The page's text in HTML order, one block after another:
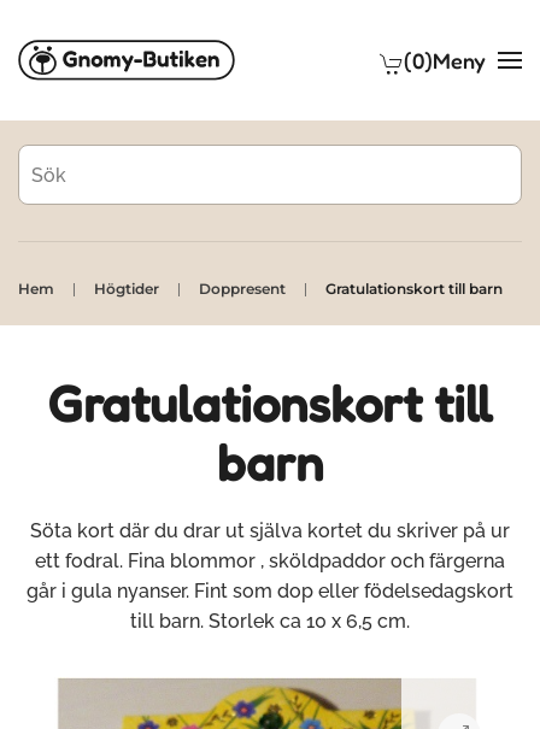
Skip to main content (0)Meny
Hem Högtider Doppresent Gratulationskort till barn
Gratulationskort till
barn
Söta kort där du drar ut själva kortet du skriver på ur
ett fodral. Fina blommor , sköldpaddor och färgerna
går i gula nyanser. Fint som dop eller födelsedagskort
till barn. Storlek ca 10 x 6,5 cm.